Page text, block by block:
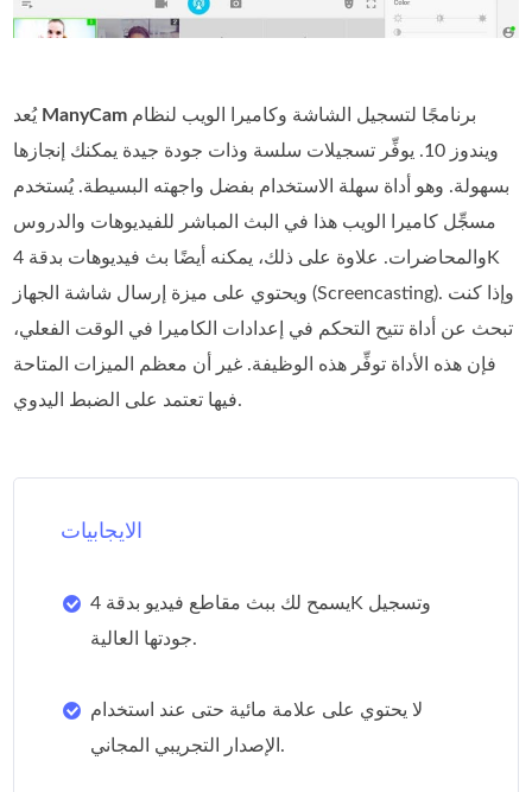
يُعد ManyCam
ويندوز 10. يوفِّر تسجيلات سلسة وذات جودة جيدة يمكنك إنجازها
بسهولة. وهو أداة سهلة الاستخدام بفضل واجهته البسيطة. يُستخدم
مسجِّل كاميرا الويب هذا في البث المباشر للفيديوهات والدروس
والمحاضرات. علاوة على ذلك، يمكنه أيضًا بث فيديوهات بدقة 4K
ويحتوي على ميزة إرسال شاشة الجهاز (Screencasting). وإذا كنت
تبحث عن أداة تتيح التحكم في إعدادات الكاميرا في الوقت الفعلي،
فإن هذه الأداة توفِّر هذه الوظيفة. غير أن معظم الميزات المتاحة
فيها تعتمد على الضبط اليدوي.
الايجابيات
يسمح لك ببث مقاطع فيديو بدقة 4K وتسجيل
جودتها العالية.
لا يحتوي على علامة مائية حتى عند استخدام
الإصدار التجريبي المجاني.